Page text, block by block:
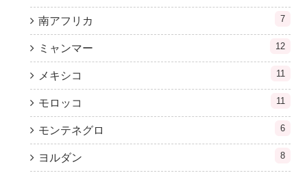
南アフリカ 7
ミャンマー 12
メキシコ 11
モロッコ 11
モンテネグロ 6
ヨルダン 8